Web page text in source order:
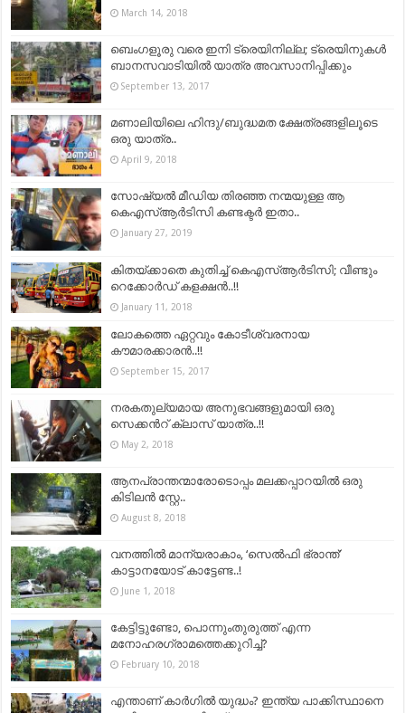
March 14, 2018
ബെംഗളൂരു വരെ ഇനി ട്രെയിനില്ല; ട്രെയിനുകള്‍
ബാനസവാടിയില്‍ യാത്ര അവസാനിപ്പിക്കും
September 13, 2017
മണാലിയിലെ ഹിന്ദു/ബുദ്ധമത ക്ഷേത്രങ്ങളിലൂടെ
ഒരു യാത്ര..
April 9, 2018
സോഷ്യൽ മീഡിയ തിരഞ്ഞ നന്മയുള്ള ആ
കെഎസ്ആർടിസി കണ്ടക്ടർ ഇതാ..
January 27, 2019
കിതയ്ക്കാതെ കുതിച്ച് കെഎസ്ആര്‍ടിസി; വീണ്ടും
റെക്കോര്‍ഡ് കളക്ഷന്‍..!!
January 11, 2018
ലോകത്തെ ഏറ്റവും കോടീശ്വരനായ
കൗമാരക്കാരന്‍..!!
September 15, 2017
നരകതുല്യമായ അനുഭവങ്ങളുമായി ഒരു
സെക്കന്‍റ് ക്ലാസ് യാത്ര..!!
May 2, 2018
ആനപ്രാന്തന്മാരോടൊപ്പം മലക്കപ്പാറയിൽ ഒരു
കിടിലൻ സ്റ്റേ..
August 8, 2018
വനത്തിൽ മാന്യരാകാം, ‘സെൽഫി ഭ്രാന്ത്’
കാട്ടാനയോട് കാട്ടേണ്ട..!
June 1, 2018
കേട്ടിട്ടുണ്ടോ, പൊന്നുംതുരുത്ത് എന്ന
മനോഹരഗ്രാമത്തെക്കുറിച്ച്?
February 10, 2018
എന്താണ് കാർഗിൽ യുദ്ധം? ഇന്ത്യ പാക്കിസ്ഥാനെ